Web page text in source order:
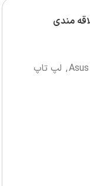
مندی
, لپ تاپ